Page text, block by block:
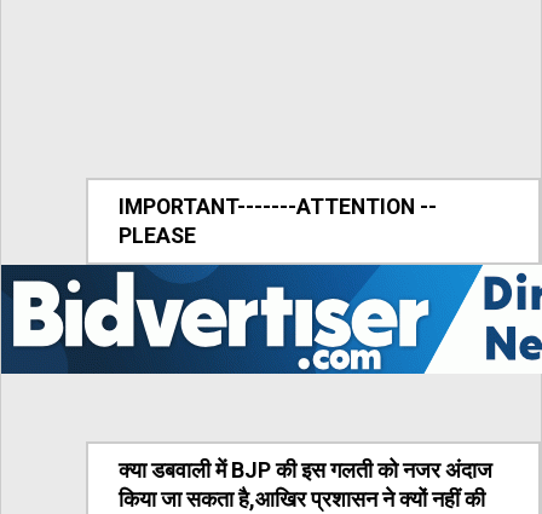
IMPORTANT-------ATTENTION --
PLEASE
क्या डबवाली में BJP की इस गलती को नजर अंदाज
किया जा सकता है,आखिर प्रशासन ने क्यों नहीं की